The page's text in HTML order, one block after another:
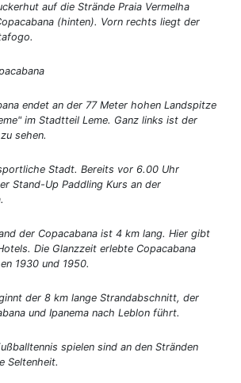
auf die Strände Praia Vermelha
(hinten). Vorn rechts liegt der
endet an der 77 Meter hohen Landspitze
im Stadtteil Leme. Ganz links ist der
sehen.
Stadt. Bereits vor 6.00 Uhr
Stand-Up Paddling Kurs an der
der Copacabana ist 4 km lang. Hier gibt
Die Glanzzeit erlebte Copacabana
1930 und 1950.
der 8 km lange Strandabschnitt, der
und Ipanema nach Leblon führt.
spielen sind an den Stränden
Seltenheit.